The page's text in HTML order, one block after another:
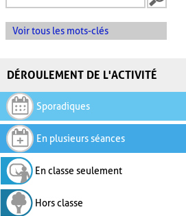
Voir tous les mots-clés
DÉROULEMENT DE L'ACTIVITÉ
Sporadiques
En plusieurs séances
En classe seulement
Hors classe